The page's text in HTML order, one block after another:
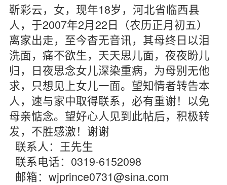
靳彩云，女，现年18岁，河北省临西县
人，于2007年2月22日（农历正月初五）
离家出走，至今杳无音讯，其母终日以泪
洗面，痛不欲生，天天思儿面，夜夜盼儿
归，日夜思念女儿深染重病，为母别无他
求，只想见上女儿一面。望知情者转告本
人，速与家中取得联系，必有重谢！以免
母亲惦念。望好心人见到此帖后，积极转
发，不胜感激！谢谢
联系人：王先生
联系电话：0319-6152098
邮箱：wjprince0731@sina.com